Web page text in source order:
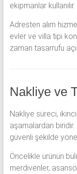
ekipmanlar kullanılır.
Adresten alım
evler ve villa tipi
zaman tasarrufu
Nakliye ve
Nakliye süreci,
aşamalardan
güvenli şekilde
Öncelikle ürünün
merdivenler,